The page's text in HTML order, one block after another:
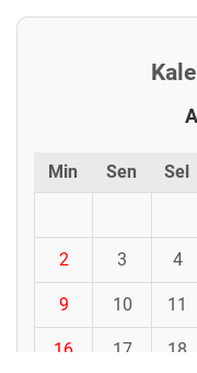
Min Sen Sel
2 3 4
9 10 11
16 17 18